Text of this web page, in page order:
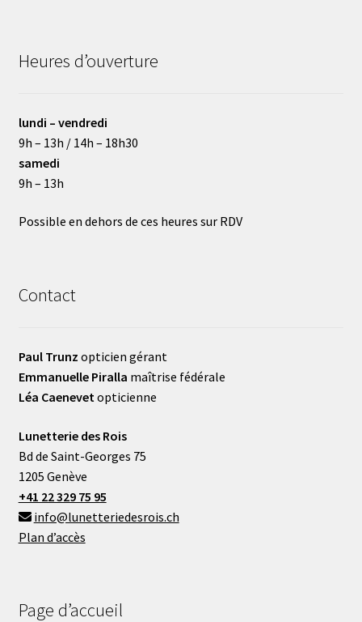
Heures d’ouverture
lundi – vendredi
9h – 13h / 14h – 18h30
samedi
9h – 13h
Possible en dehors de ces heures sur RDV
Contact
Paul Trunz opticien gérant
Emmanuelle Piralla maîtrise fédérale
Léa Caenevetopticienne
Lunetterie des Rois
Bd de Saint-Georges 75
1205 Genève
+41 22 329 75 95
info@lunetteriedesrois.ch
Plan d’accès
Page d’accueil